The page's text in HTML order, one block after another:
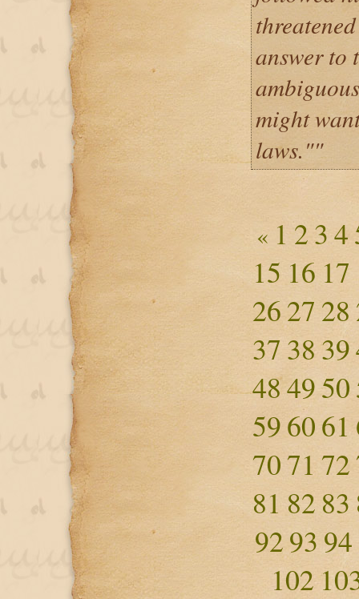
answer to
might
laws.""
« 1 234
15 16 17
2627 28
37 3839
484950
596061
707172
81 82 83
9293 94
102